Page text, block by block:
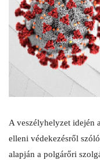
A veszélyhelyzet idején
elleni védekezésről
alapján a polgárőri